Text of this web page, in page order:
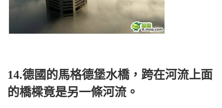
14.德國的馬格德堡水橋，跨在河流上面
的橋樑竟是另一條河流。